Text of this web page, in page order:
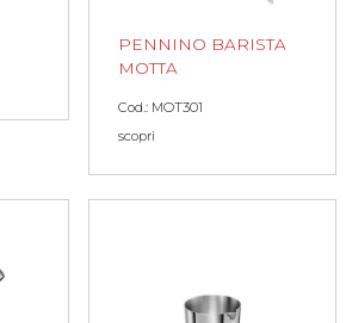
PENNINO BARISTA
MOTTA
Cod.: MOT301
scopri